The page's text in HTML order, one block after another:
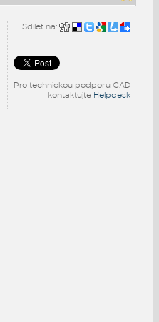
Sdílet na:
Pro technickou podporu CAD
kontaktujte Helpdesk